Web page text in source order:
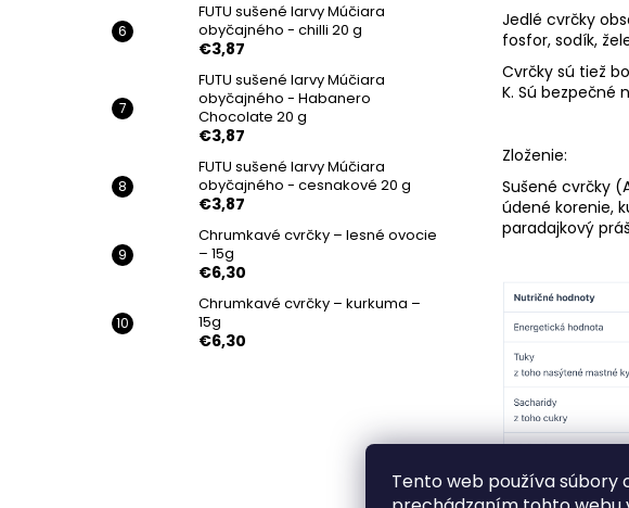
Tento web používa súbory
FUTU sušené larvy Múčiara
obyčajného - chilli 20 g
€3,87
FUTU sušené larvy Múčiara
obyčajného - Habanero
Chocolate 20 g
€3,87
FUTU sušené larvy Múčiara
obyčajného - cesnakové 20 g
€3,87
Chrumkavé cvrčky – lesné ovocie
– 15g
€6,30
Chrumkavé cvrčky – kurkuma –
15g
€6,30
Jedlé cvrčky
fosfor, sodík,
Cvrčky sú tiež
K. Sú bezpečné
Zloženie:
Sušené cvrčky
údené korenie,
paradajkový